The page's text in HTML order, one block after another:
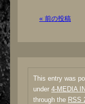
« 前の投稿
This entry was
under 4-MEDIA
through the RSS